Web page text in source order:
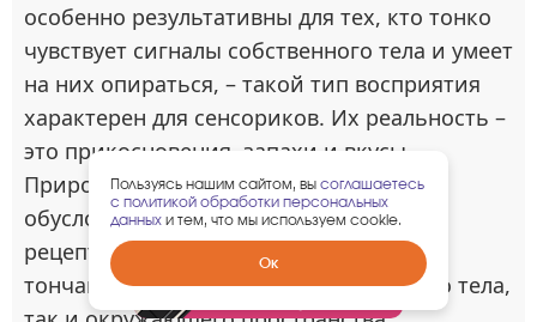
особенно результативны для тех, кто тонко
чувствует сигналы собственного тела и умеет
на них опираться, – такой тип восприятия
характерен для сенсориков. Их реальность –
это прикосновения, запахи и вкусы.
Природная сенсорная одаренность,
обусловленная большим количеством
рецепторов, позволяет им улавливать
тончайшие вибрации как собственного тела,
Забрать
гарантированный
Пользуясь нашим сайтом, вы соглашаетесь
с политикой обработки персональных
данных и тем, что мы используем cookie.
Ок